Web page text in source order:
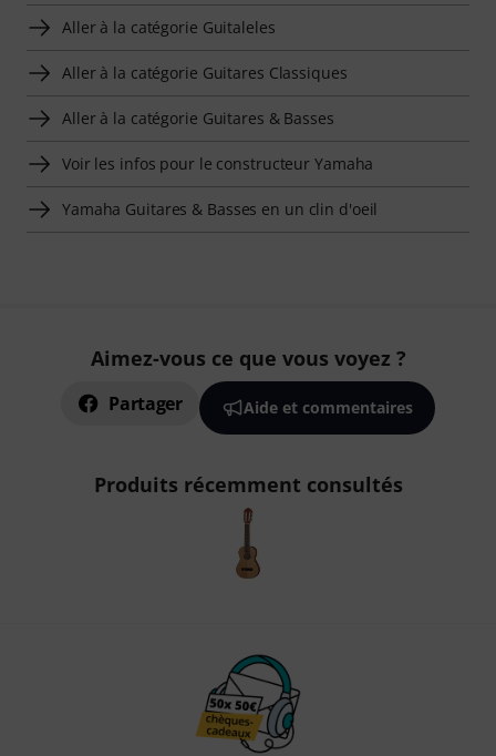
Aller à la catégorie Guitaleles
Aller à la catégorie Guitares Classiques
Aller à la catégorie Guitares & Basses
Voir les infos pour le constructeur Yamaha
Yamaha Guitares & Basses en un clin d'oeil
Aimez-vous ce que vous voyez ?
Partager Aide et commentaires
Produits récemment consultés